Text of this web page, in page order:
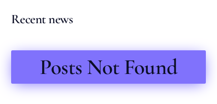
Recent news
Posts Not Found